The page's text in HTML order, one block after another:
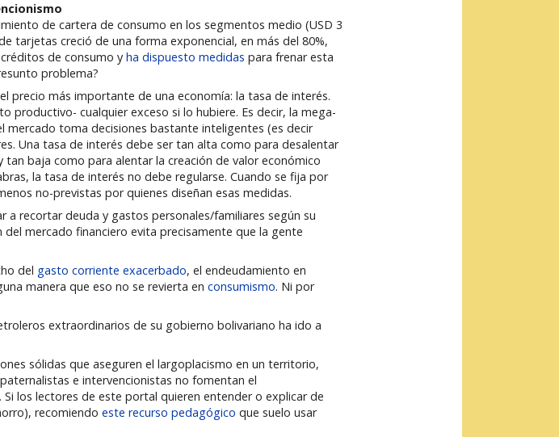
de cartera de consumo en los segmentos medio (USD 3
tarjetas creció de una forma exponencial, en más del 80%,
de consumo y ha dispuesto medidas para frenar esta
problema?
precio más importante de una economía: la tasa de interés.
productivo- cualquier exceso si lo hubiere. Es decir, la mega-
toma decisiones bastante inteligentes (es decir
Una tasa de interés debe ser tan alta como para desalentar
baja como para alentar la creación de valor económico
la tasa de interés no debe regularse. Cuando se fija por
no-previstas por quienes diseñan esas medidas.
a recortar deuda y gastos personales/familiares según su
mercado financiero evita precisamente que la gente
del gasto corriente exacerbado, el endeudamiento en
manera que eso no se revierta en consumismo. Ni por
extraordinarios de su gobierno bolivariano ha ido a
sólidas que aseguren el largoplacismo en un territorio,
e intervencionistas no fomentan el
los lectores de este portal quieren entender o explicar de
recomiendo este recurso pedagógico que suelo usar